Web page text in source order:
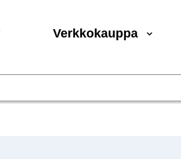
Verkkokauppa